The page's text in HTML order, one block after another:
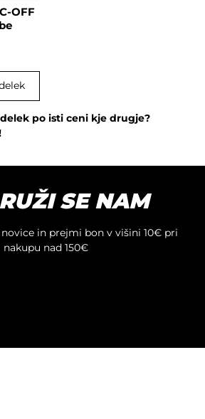
OFF
po isti ceni kje drugje?
SE NAM
novice in prejmi bon v višini 10€ pri
nakupu nad 150€